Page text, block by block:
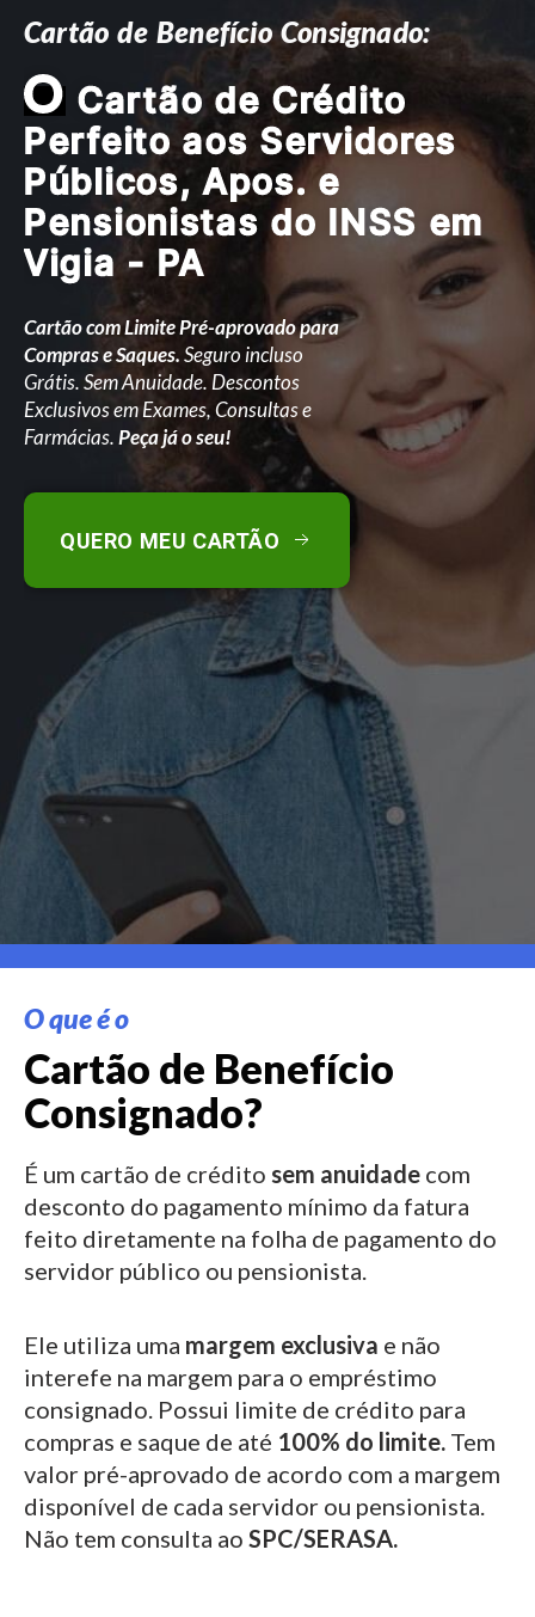
Cartão de Benefício Consignado:
O Cartão de Crédito
Perfeito aos Servidores
Públicos, Apos. e
Pensionistas do INSS em
Vigia - PA
Cartão com Limite Pré-aprovado para
Compras e Saques.Seguro incluso
Grátis. Sem Anuidade. Descontos
Exclusivos em Exames, Consultas e
Farmácias.Peça já o seu!
QUERO MEU CARTÃO
O que é o
Cartão de Benefício
Consignado?
É um cartão de crédito sem anuidade com
desconto do pagamento mínimo da fatura
feito diretamente na folha de pagamento do
servidor público ou pensionista.
Ele utiliza uma margem exclusiva e não
interefe na margem para o empréstimo
consignado. Possui limite de crédito para
compras e saque de até 100% do limite. Tem
valor pré-aprovado de acordo com a margem
disponível de cada servidor ou pensionista.
Não tem consulta ao SPC/SERASA.